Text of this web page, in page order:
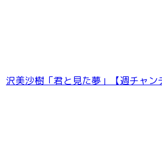
沢美沙樹「君と見た夢」【週チャン